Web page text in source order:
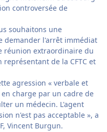
controversée de
souhaitons une
demander l'arrêt immédiat
réunion extraordinaire du
représentant de la CFTC et
agression « verbale et
charge par un cadre de
un médecin. L'agent
n'est pas acceptable », a
Vincent Burgun.